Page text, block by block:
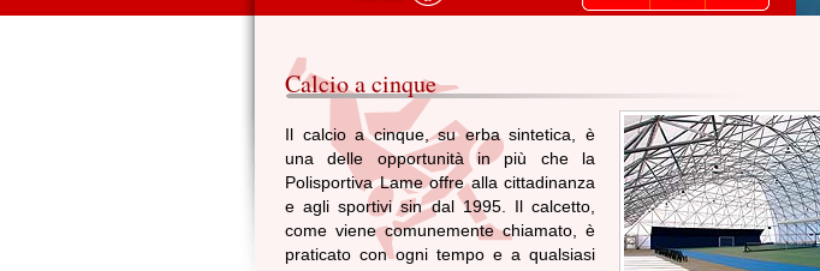
Calcio a cinque
Il calcio a cinque, su erba sintetica, è
una delle opportunità in più che la
Polisportiva Lame offre alla cittadinanza
e agli sportivi sin dal 1995. Il calcetto,
come viene comunemente chiamato, è
praticato con ogni tempo e a qualsiasi